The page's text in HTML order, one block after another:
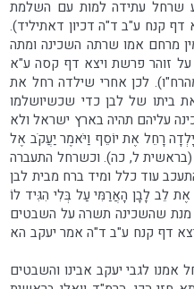
שרחל עתידה למות עם השלמת
קנח ע"ב ד"ה דכיון דאתיליד).
מרחם אמו שרתה השכינה ומתה
זוהר פרשת ויצא דף קסה ע"א
לכן אחרי שילדה רחל את
ביתו של לבן כדי שכשיושלמו
עליהם תהיה בארץ ישראל ולא
רָחֵל אֶת יוֹסֵף וַיֹּאמֶר יַעֲקֹב אֶל
(בראשית ל, כה). וכשרחל התעברה
עוד כלל ומיד ברח מבית לבן
אֶת לֵב לָבָן הָאֲרַמִּי עַל בְּלִי הִגִּיד לוֹ
מנת שהשכינה תשרה על השבטים
דף קנח ע"ב ד"ה אמר יעקב הא
לגבי יעקב אבינו והשבטים